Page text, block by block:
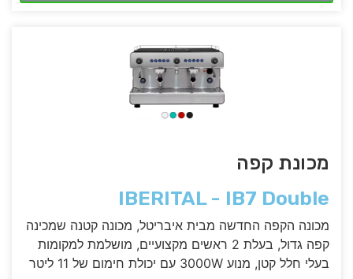
מכונת קפה
IBERITAL - IB7 Double
מכונה הקפה החדשה מבית איבריטל, מכונה קטנה שמכינה
קפה גדול, בעלת 2 ראשים מקצועיים, מושלמת למקומות
בעלי חלל קטן, מנוע 3000W עם יכולת חימום של 11 ליטר
IBERITAL - IB7
Single
רמת חוזק:
מכונת